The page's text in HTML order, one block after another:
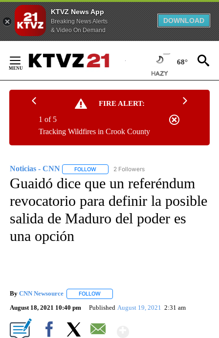
KTVZ News App
Breaking News Alerts
& Video On Demand
DOWNLOAD
Content
68°
FIRE ALERT:
Tracking Wildfires in Crook County
1 of 5
Noticias - CNN FOLLOW FOLLOW "NOTICIAS - CNN" TO RECEIVE
2 Followers
Guaidó dice que un referéndum
revocatorio para definir la posible
salida de Maduro del poder es
una opción
By CNN Newsource FOLLOW
August 18, 2021 10:40 pm Published August 19, 2021 2:31 am